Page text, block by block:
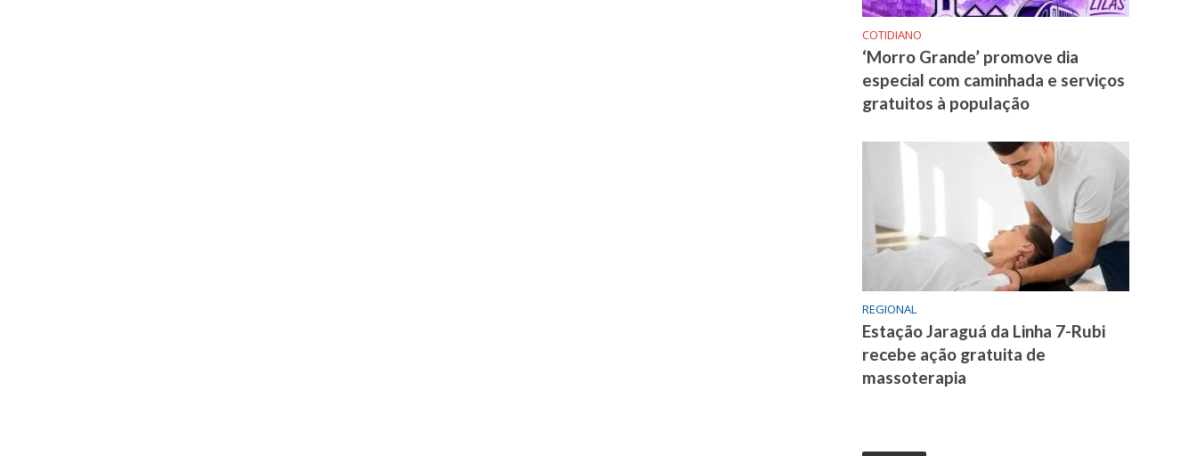
COTIDIANO
‘Morro Grande’ promove dia
especial com caminhada e serviços
gratuitos à população
REGIONAL
Estação Jaraguá da Linha 7-Rubi
recebe ação gratuita de
massoterapia